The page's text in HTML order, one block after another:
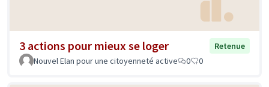
3 actions pour mieux se loger
Retenue
Nouvel Elan pour une citoyenneté active
0 0